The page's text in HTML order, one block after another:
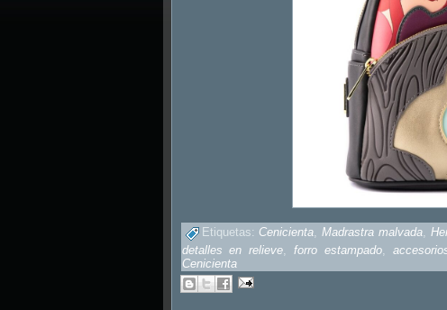
Etiquetas: Cenicienta,Madrastra malvada,
detalles en relieve,forro estampado,
Cenicienta